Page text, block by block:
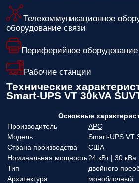
Телекоммуникационное
оборудование связи
Периферийное оборудование
Рабочие станции
Технические
Smart-UPS VT 30kVA
Основные
Производитель
APC
Модель
Smart-UPS VT
Страна производства
США
Номинальная мощность24 кВт | 30 кВа
Тип
двойного
Архитектура
моноблочный